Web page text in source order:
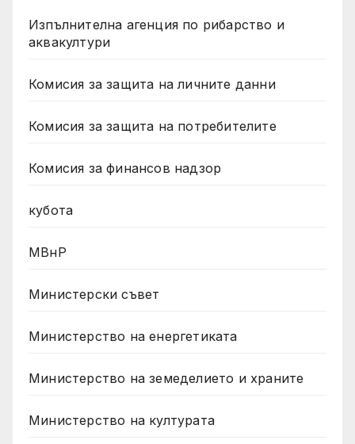
Изпълнителна агенция по рибарство и
аквакултури
Комисия за защита на личните данни
Комисия за защита на потребителите
Комисия за финансов надзор
кубота
МВнР
Министерски съвет
Министерство на енергетиката
Министерство на земеделието и храните
Министерство на културата